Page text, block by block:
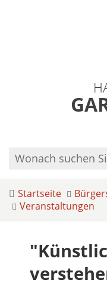
Startseite
Veranstaltungen